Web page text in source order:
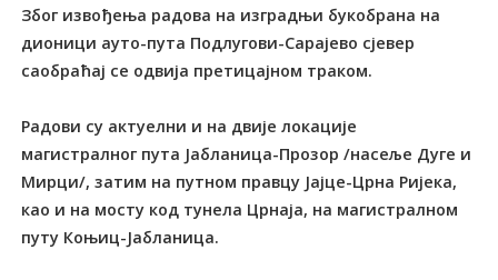
Због извођења радова на изградњи букобрана на
дионици ауто-пута Подлугови-Сарајево сјевер
саобраћај се одвија претицајном траком.
Радови су актуелни и на двије локације
магистралног пута Јабланица-Прозор /насеље Дуге и
Мирци/, затим на путном правцу Јајце-Црна Ријека,
као и на мосту код тунела Црнаја, на магистралном
путу Коњиц-Јабланица.